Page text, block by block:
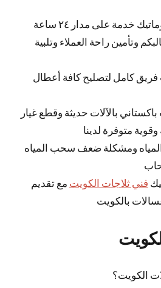
رقم تصليح غسالة اتوماتيك خدمة على مدار ٢٤ ساعة
وتأمين راحة العملاء وتلبية
كامل لتصليح كافة أعطال
بالآلات حديثة وقطع غيار
متوفرة لدينا
ومشكلة ضعف سحب المياه
فني ثلاجات الكويت مع تقديم
بالكويت
الكويت؟